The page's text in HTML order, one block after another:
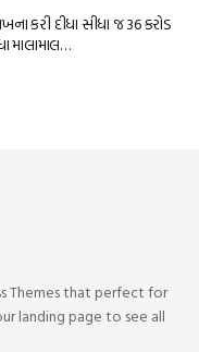
કરી દીધા સીધા જ 36 કરોડ
માલામાલ…
Themes that perfect for
landing page to see all